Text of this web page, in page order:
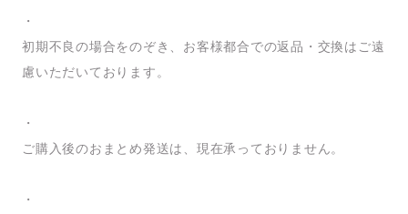
・
初期不良の場合をのぞき、お客様都合での返品・交換はご遠
慮いただいております。
・
ご購入後のおまとめ発送は、現在承っておりません。
・